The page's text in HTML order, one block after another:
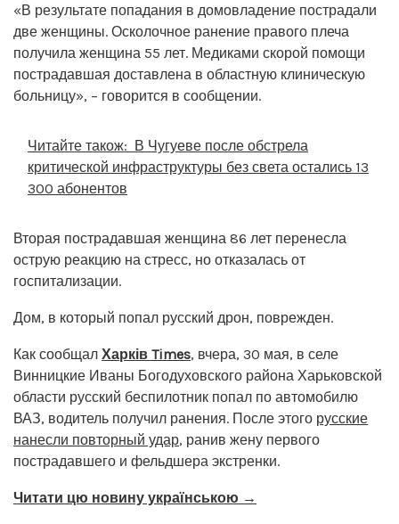
«В результате попадания в домовладение пострадали
две женщины. Осколочное ранение правого плеча
получила женщина 55 лет. Медиками скорой помощи
пострадавшая доставлена ​​в областную клиническую
больницу», – говорится в сообщении.
Читайте також: В Чугуеве после обстрела
критической инфраструктуры без света остались 13
300 абонентов
Вторая пострадавшая женщина 86 лет перенесла
острую реакцию на стресс, но отказалась от
госпитализации.
Дом, в который попал русский дрон, поврежден.
Как сообщал Харків Times, вчера, 30 мая, в селе
Винницкие Иваны Богодуховского района Харьковской
области русский беспилотник попал по автомобилю
ВАЗ, водитель получил ранения. После этого русские
нанесли повторный удар, ранив жену первого
пострадавшего и фельдшера экстренки.
Читати цю новину українською →